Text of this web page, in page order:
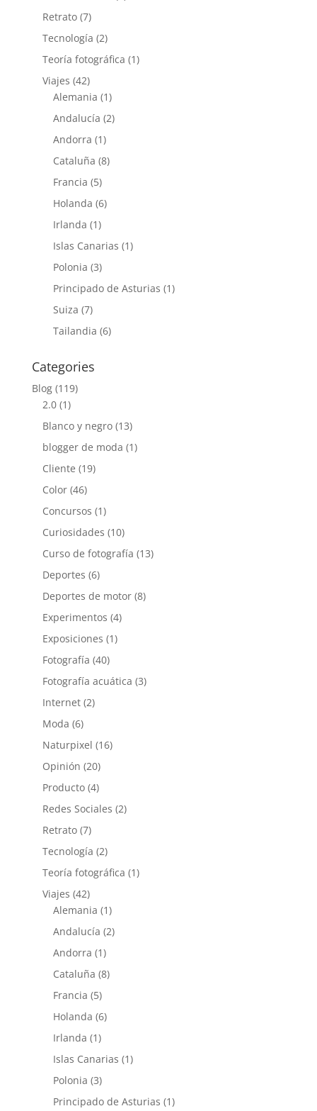
Retrato(7)
Tecnología (2)
Teoría fotográfica (1)
Viajes (42)
Alemania (1)
Andalucía (2)
Andorra (1)
Cataluña (8)
Francia (5)
Holanda (6)
Irlanda (1)
Islas Canarias (1)
Polonia (3)
Principado de Asturias (1)
Suiza (7)
Tailandia (6)
Categories
Blog(119)
2.0(1)
Blanco y negro(13)
blogger de moda (1)
Cliente (19)
Color(46)
Concursos (1)
Curiosidades (10)
Curso de fotografía (13)
Deportes (6)
Deportes de motor(8)
Experimentos (4)
Exposiciones (1)
Fotografía (40)
Fotografía acuática (3)
Internet(2)
Moda (6)
Naturpixel (16)
Opinión (20)
Producto(4)
Redes Sociales (2)
Retrato(7)
Tecnología (2)
Teoría fotográfica (1)
Viajes (42)
Alemania (1)
Andalucía (2)
Andorra (1)
Cataluña (8)
Francia (5)
Holanda (6)
Irlanda (1)
Islas Canarias (1)
Polonia (3)
Principado de Asturias (1)